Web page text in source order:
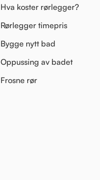
Hva koster rørlegger?
Rørlegger timepris
Bygge nytt bad
Oppussing av badet
Frosne rør